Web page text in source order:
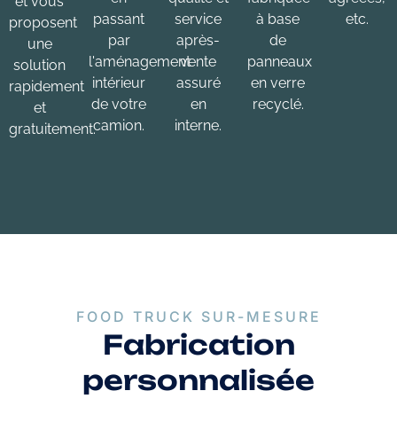
proposent
une
solution
rapidement
et
gratuitement.
passant
par
l'aménagement
intérieur
de votre
camion.
service
après-
vente
assuré
en
interne.
à base
de
panneaux
en verre
recyclé.
etc.
FOOD TRUCK SUR-MESURE
Fabrication
personnalisée